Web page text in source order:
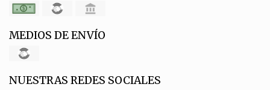
MEDIOS DE ENVÍO
NUESTRAS REDES SOCIALES